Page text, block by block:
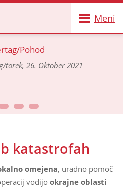
Meni
Pohod
torek, 26. Oktober 2021
katastrofah
omejena, uradno pomoč
vodijo okrajne oblasti